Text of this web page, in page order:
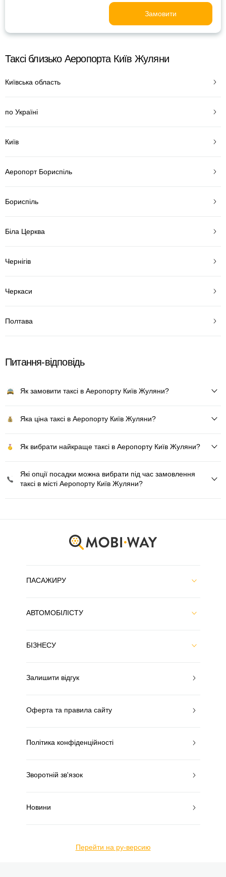
Замовити
Таксі близько Аеропорта Київ Жуляни
Київська область
по Україні
Київ
Аеропорт Бориспіль
Бориспіль
Біла Церква
Чернігів
Черкаси
Полтава
Питання-відповідь
Як замовити таксі в Аеропорту Київ Жуляни?
Яка ціна таксі в Аеропорту Київ Жуляни?
Як вибрати найкраще таксі в Аеропорту Київ Жуляни?
Які опції посадки можна вибрати під час замовлення
таксі в місті Аеропорту Київ Жуляни?
ПАСАЖИРУ
АВТОМОБІЛІСТУ
БІЗНЕСУ
Залишити відгук
Оферта та правила сайту
Політика конфіденційності
Зворотній зв'язок
Новини
Перейти на ру-версию